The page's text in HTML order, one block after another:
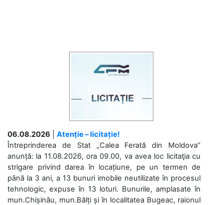
06.08.2026
Atenție – licitație!
Întreprinderea de Stat „Calea Ferată din Moldova”
anunță: la 11.08.2026, ora 09.00, va avea loc licitaţia cu
strigare privind darea în locațiune, pe un termen de
până la 3 ani, a 13 bunuri imobile neutilizate în procesul
tehnologic, expuse în 13 loturi. Bunurile, amplasate în
mun.Chișinău, mun.Bălți și în localitatea Bugeac, raionul